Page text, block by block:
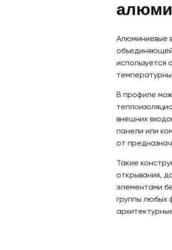
Алюминиевые
используется
В профиле
внешних
панели или
от
Такие
открывания,
элементами
группы любых